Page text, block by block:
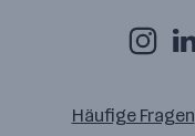
Häufige Fragen